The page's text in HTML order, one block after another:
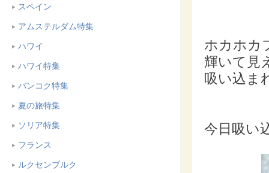
スペイン
アムステルダム特集
ハワイ
ハワイ特集
バンコク特集
夏の旅特集
ソリア特集
フランス
ルクセンブルク
ホカホカ
輝いて見
吸い込ま
今日吸い